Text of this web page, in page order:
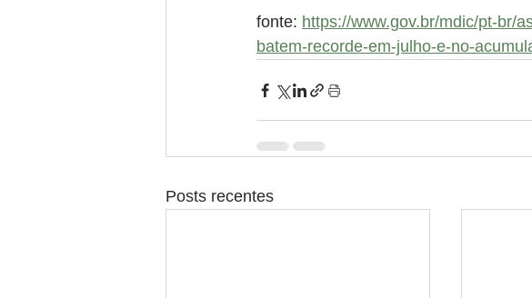
fonte: https://www.gov.br/mdic/pt-br/
batem-recorde-em-julho-e-no-
Posts recentes